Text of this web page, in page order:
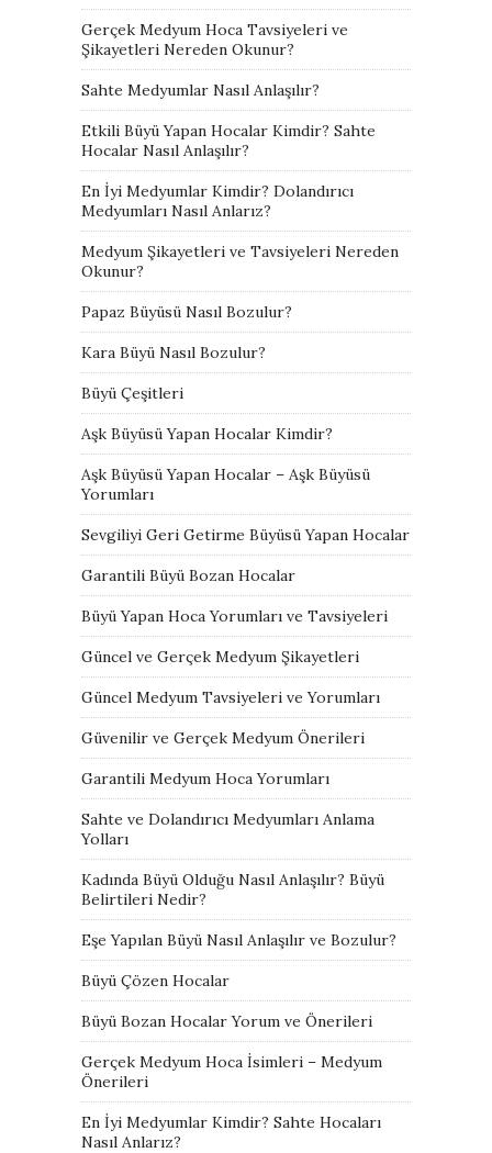
Gerçek Medyum Hoca Tavsiyeleri ve
Şikayetleri Nereden Okunur?
Sahte Medyumlar Nasıl Anlaşılır?
Etkili Büyü Yapan Hocalar Kimdir? Sahte
Hocalar Nasıl Anlaşılır?
En İyi Medyumlar Kimdir? Dolandırıcı
Medyumları Nasıl Anlarız?
Medyum Şikayetleri ve Tavsiyeleri Nereden
Okunur?
Papaz Büyüsü Nasıl Bozulur?
Kara Büyü Nasıl Bozulur?
Büyü Çeşitleri
Aşk Büyüsü Yapan Hocalar Kimdir?
Aşk Büyüsü Yapan Hocalar – Aşk Büyüsü
Yorumları
Sevgiliyi Geri Getirme Büyüsü Yapan Hocalar
Garantili Büyü Bozan Hocalar
Büyü Yapan Hoca Yorumları ve Tavsiyeleri
Güncel ve Gerçek Medyum Şikayetleri
Güncel Medyum Tavsiyeleri ve Yorumları
Güvenilir ve Gerçek Medyum Önerileri
Garantili Medyum Hoca Yorumları
Sahte ve Dolandırıcı Medyumları Anlama
Yolları
Kadında Büyü Olduğu Nasıl Anlaşılır? Büyü
Belirtileri Nedir?
Eşe Yapılan Büyü Nasıl Anlaşılır ve Bozulur?
Büyü Çözen Hocalar
Büyü Bozan Hocalar Yorum ve Önerileri
Gerçek Medyum Hoca İsimleri – Medyum
Önerileri
En İyi Medyumlar Kimdir? Sahte Hocaları
Nasıl Anlarız?